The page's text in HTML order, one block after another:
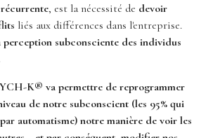
, est la nécessité de devoir
liés aux différences dans l'entreprise.
perception subconsciente des individus
K® va permettre de reprogrammer
de notre subconscient (les 95% qui
automatisme) notre manière de voir les